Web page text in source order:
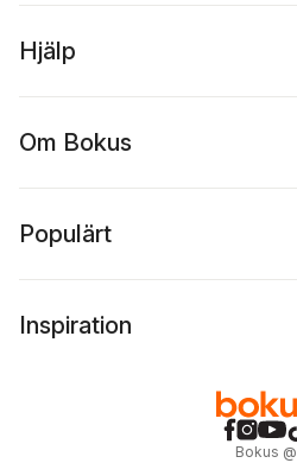
Hjälp
Om Bokus
Populärt
Inspiration
Bokus @